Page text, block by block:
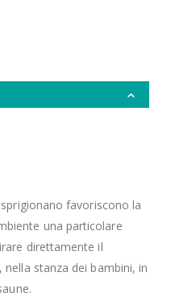
favoriscono la
una particolare
direttamente il
stanza dei bambini, in